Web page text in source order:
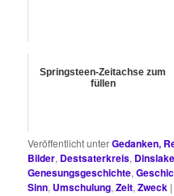
Springsteen-Zeitachse zum
füllen
Veröffentlicht unterGedanken,
Bilder, Destsaterkreis,
Genesungsgeschichte,
Sinn, Umschulung,Zeit,Zweck